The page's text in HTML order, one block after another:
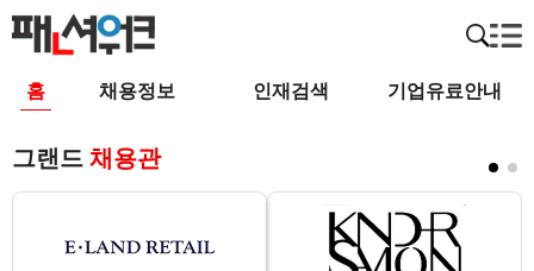
홈 채용정보 인재검색 기업유료안내
그랜드 채용관